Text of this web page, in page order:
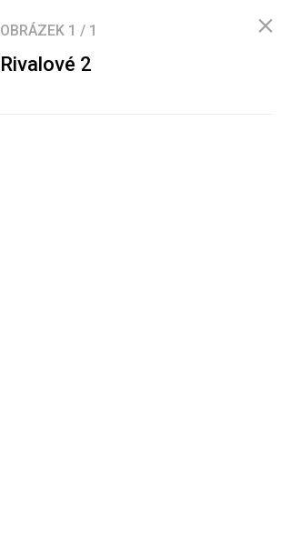
OBRÁZEK 1 / 1
Rivalové 2